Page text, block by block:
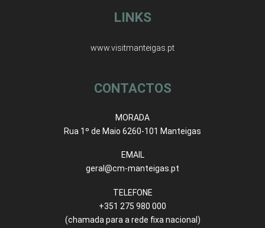
LINKS
www.visitmanteigas.pt
CONTACTOS
MORADA
Rua 1º de Maio 6260-101 Manteigas
EMAIL
geral@cm-manteigas.pt
TELEFONE
+351 275 980 000
(chamada para a rede fixa nacional)